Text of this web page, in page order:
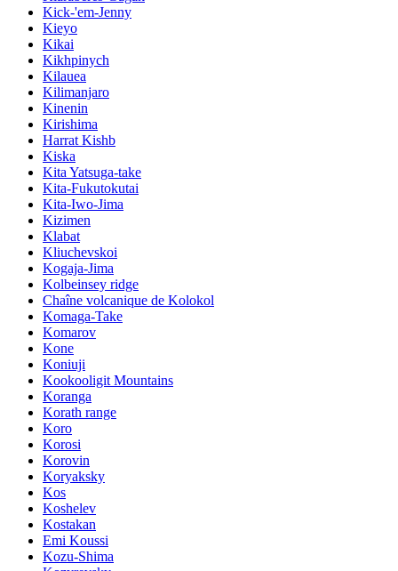
Kick-'em-Jenny
Kieyo
Kikai
Kikhpinych
Kilauea
Kilimanjaro
Kinenin
Kirishima
Harrat Kishb
Kiska
Kita Yatsuga-take
Kita-Fukutokutai
Kita-Iwo-Jima
Kizimen
Klabat
Kliuchevskoi
Kogaja-Jima
Kolbeinsey ridge
Chaîne volcanique de Kolokol
Komaga-Take
Komarov
Kone
Koniuji
Kookooligit Mountains
Koranga
Korath range
Koro
Korosi
Korovin
Koryaksky
Kos
Koshelev
Kostakan
Emi Koussi
Kozu-Shima